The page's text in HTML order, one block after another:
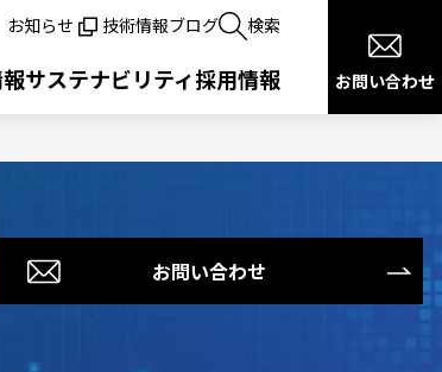
サステナビリティ採用情報
お知らせ 技術情報ブログ 検索
お問い合わせ
お問い合わせ